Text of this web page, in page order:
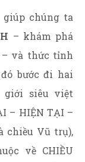
giúp chúng ta
– khám phá
– và thức tỉnh
bước đi hai
giới siêu việt
– HIỆN TẠI –
chiều Vũ trụ),
về CHIỀU